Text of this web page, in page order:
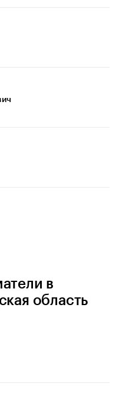
в
область